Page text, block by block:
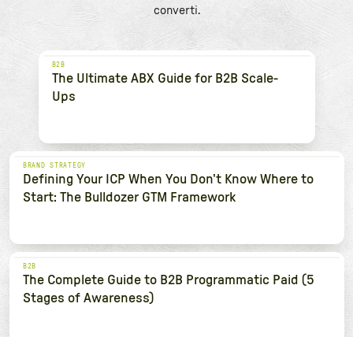
converti.
B2B
The Ultimate ABX Guide for B2B Scale-
Ups
BRAND STRATEGY
Defining Your ICP When You Don't Know Where to
Start: The Bulldozer GTM Framework
B2B
The Complete Guide to B2B Programmatic Paid (5
Stages of Awareness)